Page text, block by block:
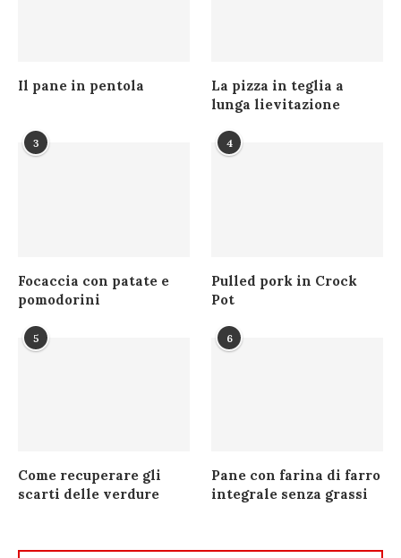
Il pane in pentola
La pizza in teglia a
lunga lievitazione
3
Focaccia con patate e
pomodorini
4
Pulled pork in Crock
Pot
5
Come recuperare gli
scarti delle verdure
6
Pane con farina di farro
integrale senza grassi